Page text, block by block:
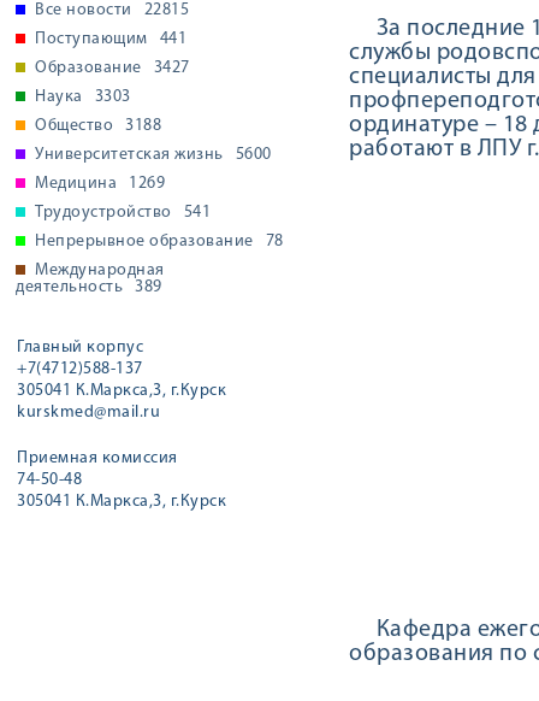
Все новости
22815
Поступающим
441
Образование
3427
Наука
3303
Общество
3188
Университетская жизнь
5600
Медицина
1269
Трудоустройство
541
Непрерывное образование
78
Международная
деятельность
389
Главный корпус
+7(4712)588-137
305041 К.Маркса,3, г.Курск
kurskmed@mail.ru
Приемная комиссия
74-50-48
305041 К.Маркса,3, г.Курск
За последние
службы
специалисты
ординатуре – 18
работают в ЛПУ
Кафедра
образования по